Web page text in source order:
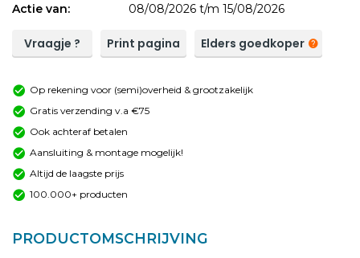
Actie van:
08/08/2026 t/m 15/08/2026
Vraagje ? Print pagina Elders goedkoper
Op rekening voor (semi)overheid & grootzakelijk
Gratis verzending v.a €75
Ook achteraf betalen
Aansluiting & montage mogelijk!
Altijd de laagste prijs
100.000+ producten
PRODUCTOMSCHRIJVING